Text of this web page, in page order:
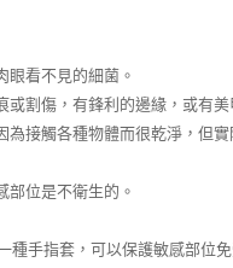
眼看不見的細菌。
或割傷，有鋒利的邊緣，或有美
為接觸各種物體而很乾淨，但
部位是不衛生的。
種手指套，可以保護敏感部位